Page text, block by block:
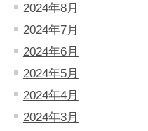
2024年8月
2024年7月
2024年6月
2024年5月
2024年4月
2024年3月